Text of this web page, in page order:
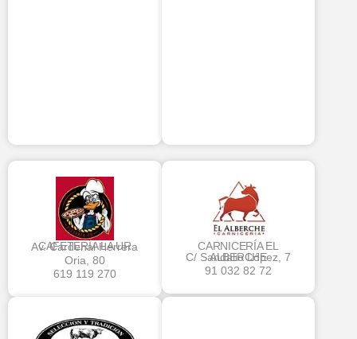
CAFETERÍA LA UR
Av. Cardenal Herrera
Oria, 80
619 119 270
CARNICERÍA EL
ALBERCHE
C/ Sandalio López, 7
91 032 82 72